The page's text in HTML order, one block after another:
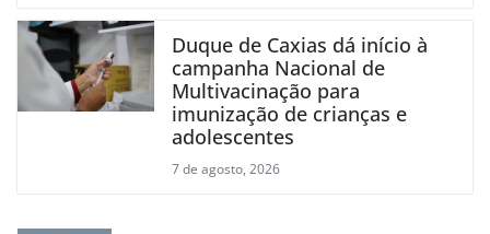
Duque de Caxias dá início à
campanha Nacional de
Multivacinação para
imunização de crianças e
adolescentes
7 de agosto, 2026